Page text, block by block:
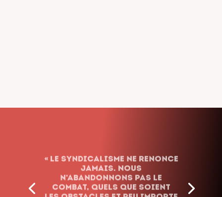
« Le syndicalisme ne renonce
jamais. Nous
n’abandonnons pas le
combat, quels que soient
les obstacles et peu importe